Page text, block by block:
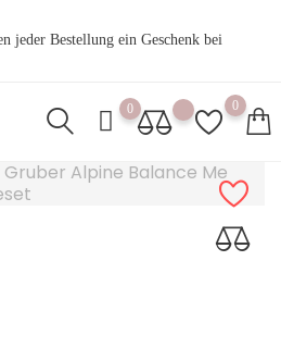
jeder Bestellung ein Geschenk bei
0 0